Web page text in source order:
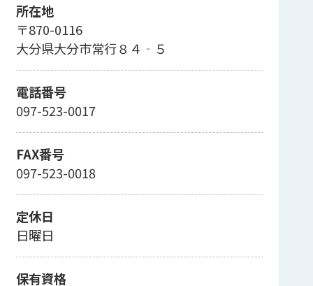
所在地
〒870-0116
大分県大分市常行８４‐５
電話番号
097-523-0017
FAX番号
097-523-0018
定休日
日曜日
保有資格